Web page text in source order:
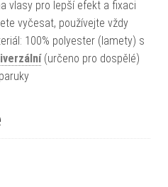
vlasy pro lepší efekt a fixaci
vyčesat, používejte vždy
100% polyester (lamety) s
(určeno pro dospělé)